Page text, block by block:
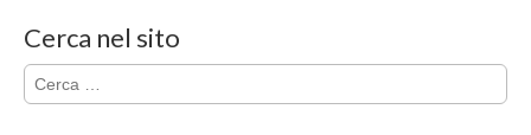
Cerca nel sito
Ricerca
per: